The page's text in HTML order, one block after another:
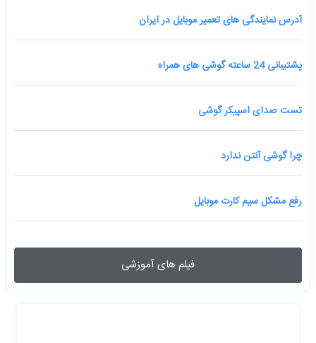
آدرس نمایندگی های تعمیر موبایل در ایران
پشتیبانی 24 ساعته گوشی های همراه
تست صدای اسپیکر گوشی
چرا گوشی آنتن ندارد
رفع مشکل سیم کارت موبایل
فیلم های آموزشی